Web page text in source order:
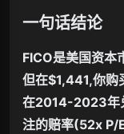
一句话结论
FICO是美国资本
但在$1,441,你购
在2014-2023年
注的赔率(52x P/